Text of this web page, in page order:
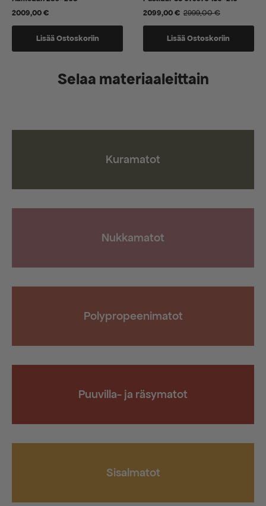
2009,00€
Lisää Ostoskoriin
2999,00€
Alkuperäinen
hinta
2099,00€
Nykyinen
hinta
Lisää Ostoskoriin
Selaa materiaaleittain
Kuramatot
Nukkamatot
Polypropeenimatot
Puuvilla- ja räsymatot
Sisalmatot